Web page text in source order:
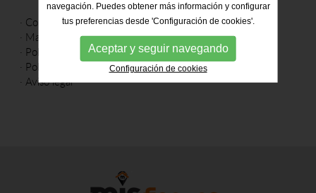
· Contacto
· Mapa web
· Política de cookies
· Política de privacidad
·Aviso legal
navegación. Puedes obtener más información y configurar
tus preferencias desde 'Configuración de cookies'.
Aceptar y seguir navegando
Configuración de cookies